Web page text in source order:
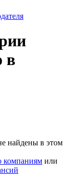
в
найдены в этом
компаниям или